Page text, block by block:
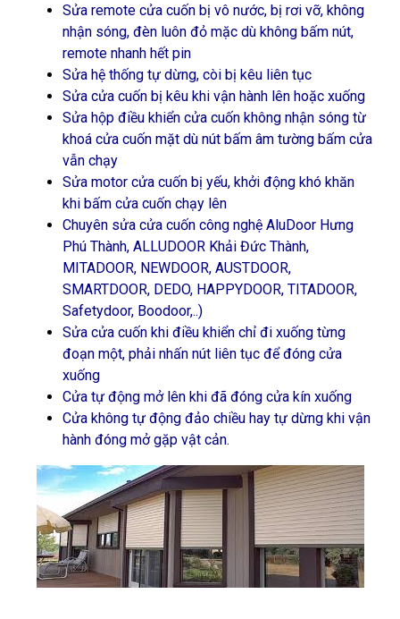
Sửa remote cửa cuốn bị vô nước, bị rơi vỡ, không
nhận sóng, đèn luôn đỏ mặc dù không bấm nút,
remote nhanh hết pin
Sửa hệ thống tự dừng, còi bị kêu liên tục
Sửa cửa cuốn bị kêu khi vận hành lên hoặc xuống
Sửa hộp điều khiển cửa cuốn không nhận sóng từ
khoá cửa cuốn mặt dù nút bấm âm tường bấm cửa
vẫn chạy
Sửa motor cửa cuốn bị yếu, khởi động khó khăn
khi bấm cửa cuốn chạy lên
Chuyên sửa cửa cuốn công nghệ AluDoor Hưng
Phú Thành, ALLUDOOR Khải Đức Thành,
MITADOOR, NEWDOOR, AUSTDOOR,
SMARTDOOR, DEDO, HAPPYDOOR, TITADOOR,
Safetydoor, Boodoor,..)
Sửa cửa cuốn khi điều khiển chỉ đi xuống từng
đoạn một, phải nhấn nút liên tục để đóng cửa
xuống
Cửa tự động mở lên khi đã đóng cửa kín xuống
Cửa không tự động đảo chiều hay tự dừng khi vận
hành đóng mở gặp vật cản.